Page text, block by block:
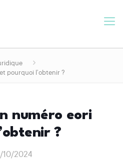
pourquoi l’obtenir ?
?
10/2024